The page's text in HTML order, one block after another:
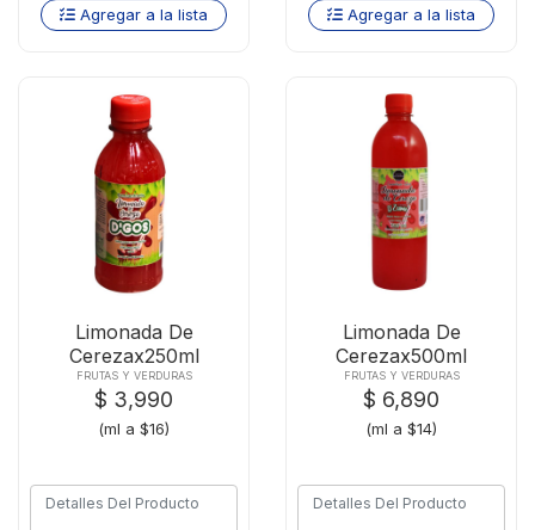
Agregar a la lista Agregar a la lista
Limonada De
Cerezax250ml
FRUTAS Y VERDURAS
$ 3,990
(ml a $16)
Limonada De
Cerezax500ml
FRUTAS Y VERDURAS
$ 6,890
(ml a $14)